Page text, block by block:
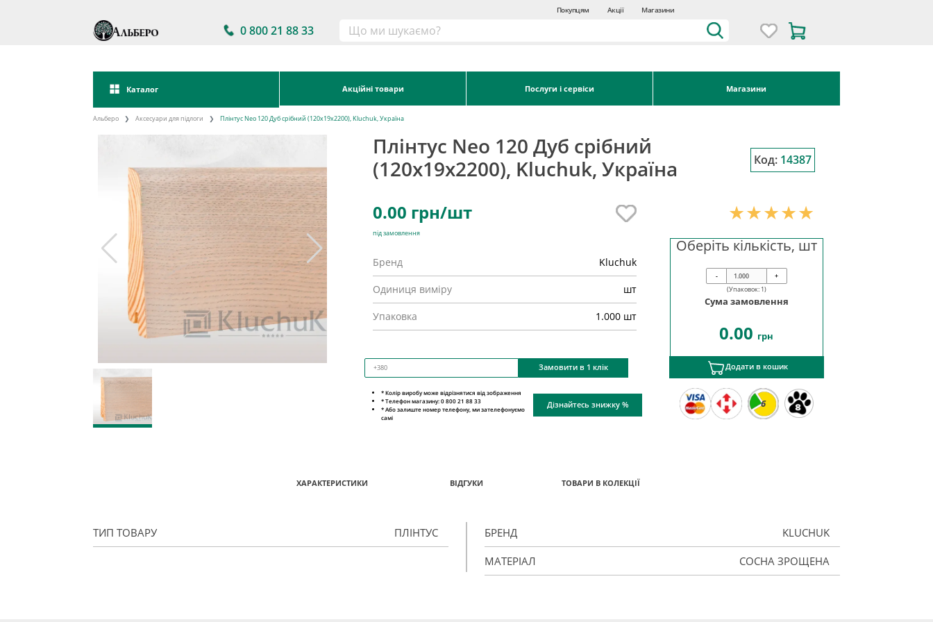
Покупцям Акції Магазини
0 800 21 88 33
Каталог Акційні товари Послуги і сервіси Магазини
Альберо Аксесуари для підлоги Плінтус Neo 120 Дуб срібний (120х19х2200), Kluchuk, Україна
Плінтус Neo 120 Дуб срібний
(120х19х2200), Kluchuk, Україна
Код: 14387
0.00 грн/шт
під замовлення
Бренд Kluchuk
Одиниця виміру шт
Упаковка 1.000 шт
Замовити в 1 клік
Оберіть кількість, шт
-
+
(Упаковок: 1)
Сума замовлення
0.00 грн
Додати в кошик
6
* Колір виробу може відрізнятися від зображення
* Телефон магазину: 0 800 21 88 33
* Або залиште номер телефону, ми зателефонуємо
самі
Дізнайтесь знижку %
ХАРАКТЕРИСТИКИ ВІДГУКИ ТОВАРИ В КОЛЕКЦІЇ
ТИП ТОВАРУ ПЛІНТУС БРЕНД KLUCHUK
МАТЕРІАЛ СОСНА ЗРОЩЕНА